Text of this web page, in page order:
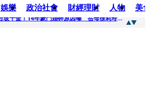
娛樂 政治社會 財經理財 人物 美
5566小刀爆離婚台玻千金！14年豪門婚碎原因曝 岳母徐莉玲風暴意外揭家族祕辛